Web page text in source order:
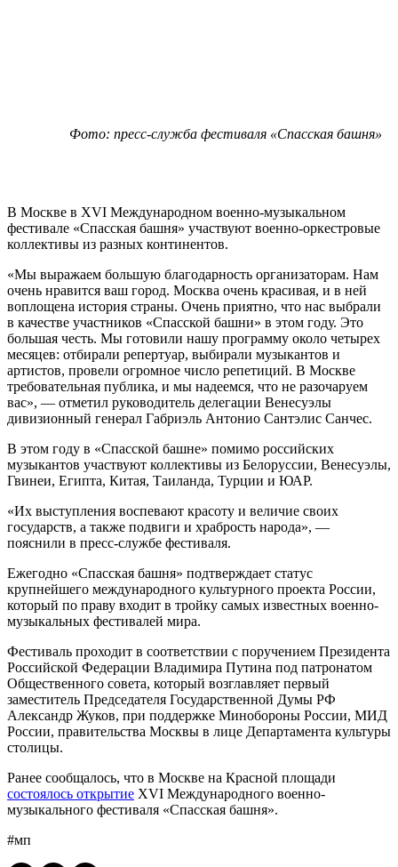
Фото: пресс-служба фестиваля «Спасская башня»
В Москве в XVI Международном военно-музыкальном
фестивале «Спасская башня» участвуют военно-оркестровые
коллективы из разных континентов.
«Мы выражаем большую благодарность организаторам. Нам
очень нравится ваш город. Москва очень красивая, и в ней
воплощена история страны. Очень приятно, что нас выбрали
в качестве участников «Спасской башни» в этом году. Это
большая честь. Мы готовили нашу программу около четырех
месяцев: отбирали репертуар, выбирали музыкантов и
артистов, провели огромное число репетиций. В Москве
требовательная публика, и мы надеемся, что не разочаруем
вас», — отметил руководитель делегации Венесуэлы
дивизионный генерал Габриэль Антонио Сантэлис Санчес.
В этом году в «Спасской башне» помимо российских
музыкантов участвуют коллективы из Белоруссии, Венесуэлы,
Гвинеи, Египта, Китая, Таиланда, Турции и ЮАР.
«Их выступления воспевают красоту и величие своих
государств, а также подвиги и храбрость народа», —
пояснили в пресс-службе фестиваля.
Ежегодно «Спасская башня» подтверждает статус
крупнейшего международного культурного проекта России,
который по праву входит в тройку самых известных военно-
музыкальных фестивалей мира.
Фестиваль проходит в соответствии с поручением Президента
Российской Федерации Владимира Путина под патронатом
Общественного совета, который возглавляет первый
заместитель Председателя Государственной Думы РФ
Александр Жуков, при поддержке Минобороны России, МИД
России, правительства Москвы в лице Департамента культуры
столицы.
Ранее сообщалось, что в Москве на Красной площади
состоялось открытие XVI Международного военно-
музыкального фестиваля «Спасская башня».
#мп